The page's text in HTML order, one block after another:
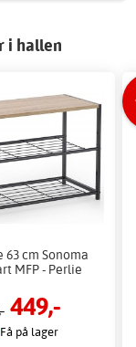
i hallen
63 cm Sonoma
MFP - Perlie
449,-
Få på lager